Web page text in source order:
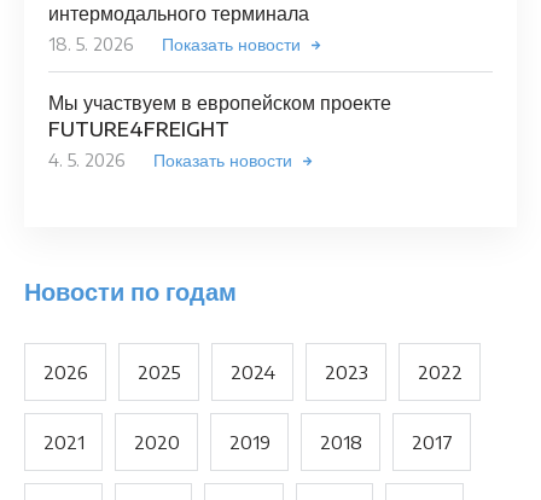
интермодального терминала
18. 5. 2026 Показать новости
Мы участвуем в европейском проекте
FUTURE4FREIGHT
4. 5. 2026 Показать новости
Новости по годам
2026 2025 2024 2023 2022
2021 2020 2019 2018 2017